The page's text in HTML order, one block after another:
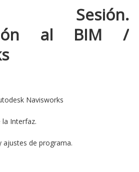
Sesión.
al BIM /
Navisworks
Interfaz.
ajustes de programa.